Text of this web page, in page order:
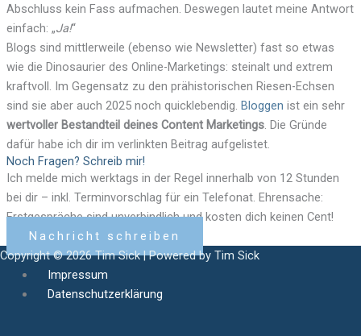
Abschluss kein Fass aufmachen. Deswegen lautet meine Antwort
einfach: „Ja!“
Blogs sind mittlerweile (ebenso wie Newsletter) fast so etwas
wie die Dinosaurier des Online-Marketings: steinalt und extrem
kraftvoll. Im Gegensatz zu den prähistorischen Riesen-Echsen
sind sie aber auch 2025 noch quicklebendig. Bloggen ist ein sehr
wertvoller Bestandteil deines Content Marketings. Die Gründe
dafür habe ich dir im verlinkten Beitrag aufgelistet.
Noch Fragen? Schreib mir!
Ich melde mich werktags in der Regel innerhalb von 12 Stunden
bei dir – inkl. Terminvorschlag für ein Telefonat. Ehrensache:
Erstgespräche sind unverbindlich und kosten dich keinen Cent!
Nachricht schreiben
Copyright © 2026 Tim Sick | Powered by Tim Sick
Impressum
Datenschutzerklärung